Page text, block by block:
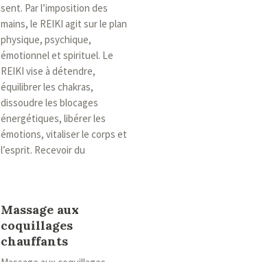
sent. Par l’imposition des
mains, le REIKI agit sur le plan
physique, psychique,
émotionnel et spirituel. Le
REIKI vise à détendre,
équilibrer les chakras,
dissoudre les blocages
énergétiques, libérer les
émotions, vitaliser le corps et
l’esprit. Recevoir du
Massage aux
coquillages
chauffants